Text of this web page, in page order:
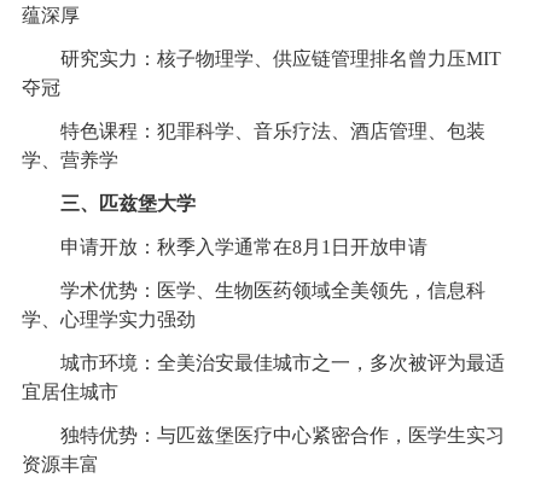
蕴深厚
研究实力：核子物理学、供应链管理排名曾力压MIT
夺冠
特色课程：犯罪科学、音乐疗法、酒店管理、包装
学、营养学
三、匹兹堡大学
申请开放：秋季入学通常在8月1日开放申请
学术优势：医学、生物医药领域全美领先，信息科
学、心理学实力强劲
城市环境：全美治安最佳城市之一，多次被评为最适
宜居住城市
独特优势：与匹兹堡医疗中心紧密合作，医学生实习
资源丰富